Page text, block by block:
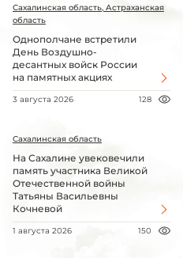
Сахалинская область, Астраханская
область
Однополчане встретили
День Воздушно-
десантных войск России
на памятных акциях
3 августа 2026 128
Сахалинская область
На Сахалине увековечили
память участника Великой
Отечественной войны
Татьяны Васильевны
Кочневой
1 августа 2026 150